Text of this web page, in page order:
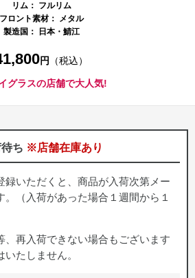
リム： フルリム
フロント素材： メタル
製造国：
日本・鯖江
円 （税込）
グラスの店舗で大人気!
ち ※店舗在庫あり
録いただくと、商品が入荷次第メー
。（入荷があった場合１週間から１
、再入荷できない場合もございます
たしません。